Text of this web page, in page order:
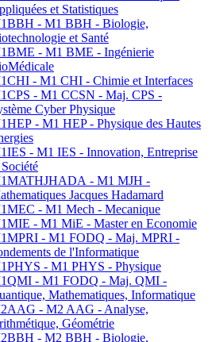
et Statistiques
- M1 BBH - Biologie,
et Santé
- M1 BME - Ingénierie
- M1 CHI - Chimie et Interfaces
- M1 CCSN - Maj. CPS -
Cyber Physique
- M1 HEP - Physique des Hautes
- M1 IES - Innovation, Entreprise
- M1 MJH -
Jacques Hadamard
- M1 Mech - Mecanique
- M1 MiE - Master en Economie
- M1 FODQ - Maj. MPRI -
de l'Informatique
- M1 PHYS - Physique
- M1 FODQ - Maj. QMI -
Mathematiques, Informatique
- M2 AAG - Analyse,
Géométrie
- M2 BBH - Biologie,